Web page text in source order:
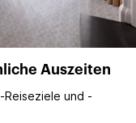
Auszeiten
und -